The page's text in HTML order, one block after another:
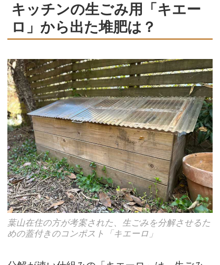
は、さとうさんが愛用するコン
ポスト4つの実例と、忙しい人
でも始めやすい選び方のコツを
紹介します。
植物の仕事をしながら都心で家
庭菜園を営む、フラワー＆グリ
ーンスタイリストのさとうゆみ
合う暮らしのなかで「小さな循
環」を実践しています。今回
は、さとうさんが愛用するコン
ポスト3タイプの具体的な使い
方を紹介します。
キッチンの生ごみ用「キエー
ロ」から出た堆肥は？
葉山在住の方が考案された、生ごみを分解させるた
めの蓋付きのコンポスト「キエーロ」